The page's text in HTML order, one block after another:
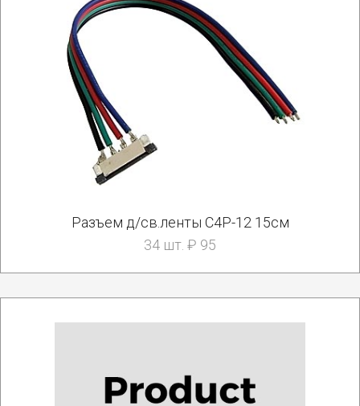
Разъем д/св.ленты C4P-12 15см
34 шт. ₽ 95